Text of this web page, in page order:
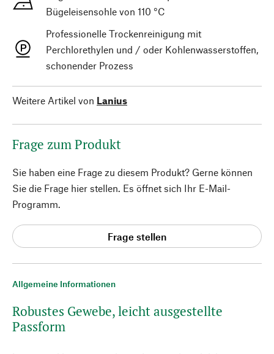
Allgemeine Informationen
Robustes Gewebe, leicht ausgestellte
Passform
Bügeleisensohle von 110 °C
Professionelle Trockenreinigung mit
Perchlorethylen und / oder Kohlenwasserstoffen,
schonender Prozess
Weitere Artikel von Lanius
Frage zum Produkt
Sie haben eine Frage zu diesem Produkt? Gerne können
Sie die Frage hier stellen. Es öffnet sich Ihr E-Mail-
Programm.
Frage stellen